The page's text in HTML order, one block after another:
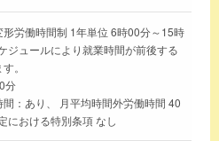
形労働時間制 1年単位 6時00分～15時
ジュールにより就業時間が前後する
。
分
：あり、 月平均時間外労働時間 40
における特別条項 なし